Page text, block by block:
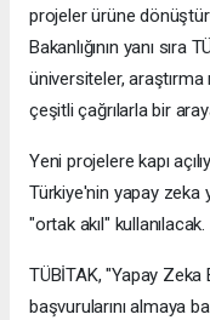
projeler ürüne
Bakanlığının yanı sıra
üniversiteler,
çeşitli çağrılarla bir
Yeni projelere kapı
Türkiye'nin yapay zeka
"ortak akıl" kullanılacak.
TÜBİTAK, "Yapay Zeka
başvurularını almaya